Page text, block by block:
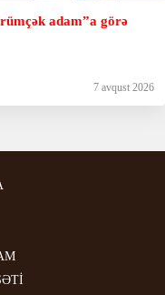
adam”a görə
7 avqust 2026